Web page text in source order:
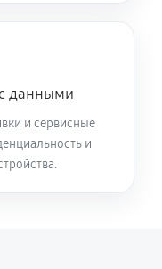
данными
и сервисные
и